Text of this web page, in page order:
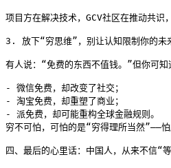
项目方在解决技术，GCV社区在推动共
3. 放下“穷思维”，别让认知限制你的未
有人说：“免费的东西不值钱。”但你可知
- 微信免费，却改变了社交；
- 淘宝免费，却重塑了商业；
- 派免费，却可能重构全球金融规则。
穷不可怕，可怕的是“穷得理所当然”——
四、最后的心里话：中国人，从来不信“